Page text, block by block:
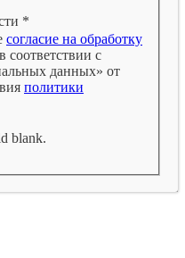
*
согласие на обработку
в соответствии с
данных» от
политики
blank.